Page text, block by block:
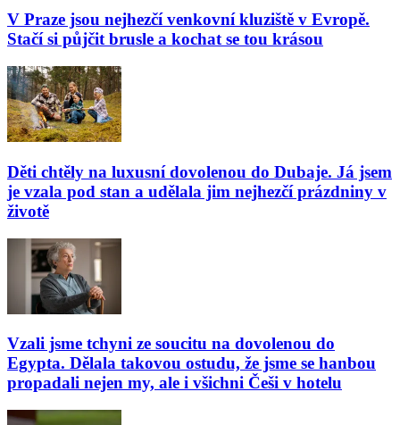
V Praze jsou nejhezčí venkovní kluziště v Evropě.
Stačí si půjčit brusle a kochat se tou krásou
Děti chtěly na luxusní dovolenou do Dubaje. Já jsem
je vzala pod stan a udělala jim nejhezčí prázdniny v
životě
Vzali jsme tchyni ze soucitu na dovolenou do
Egypta. Dělala takovou ostudu, že jsme se hanbou
propadali nejen my, ale i všichni Češi v hotelu